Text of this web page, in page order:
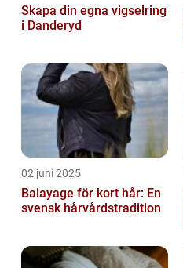
Skapa din egna vigselring
i Danderyd
02 juni 2025
Balayage för kort hår: En
svensk hårvårdstradition